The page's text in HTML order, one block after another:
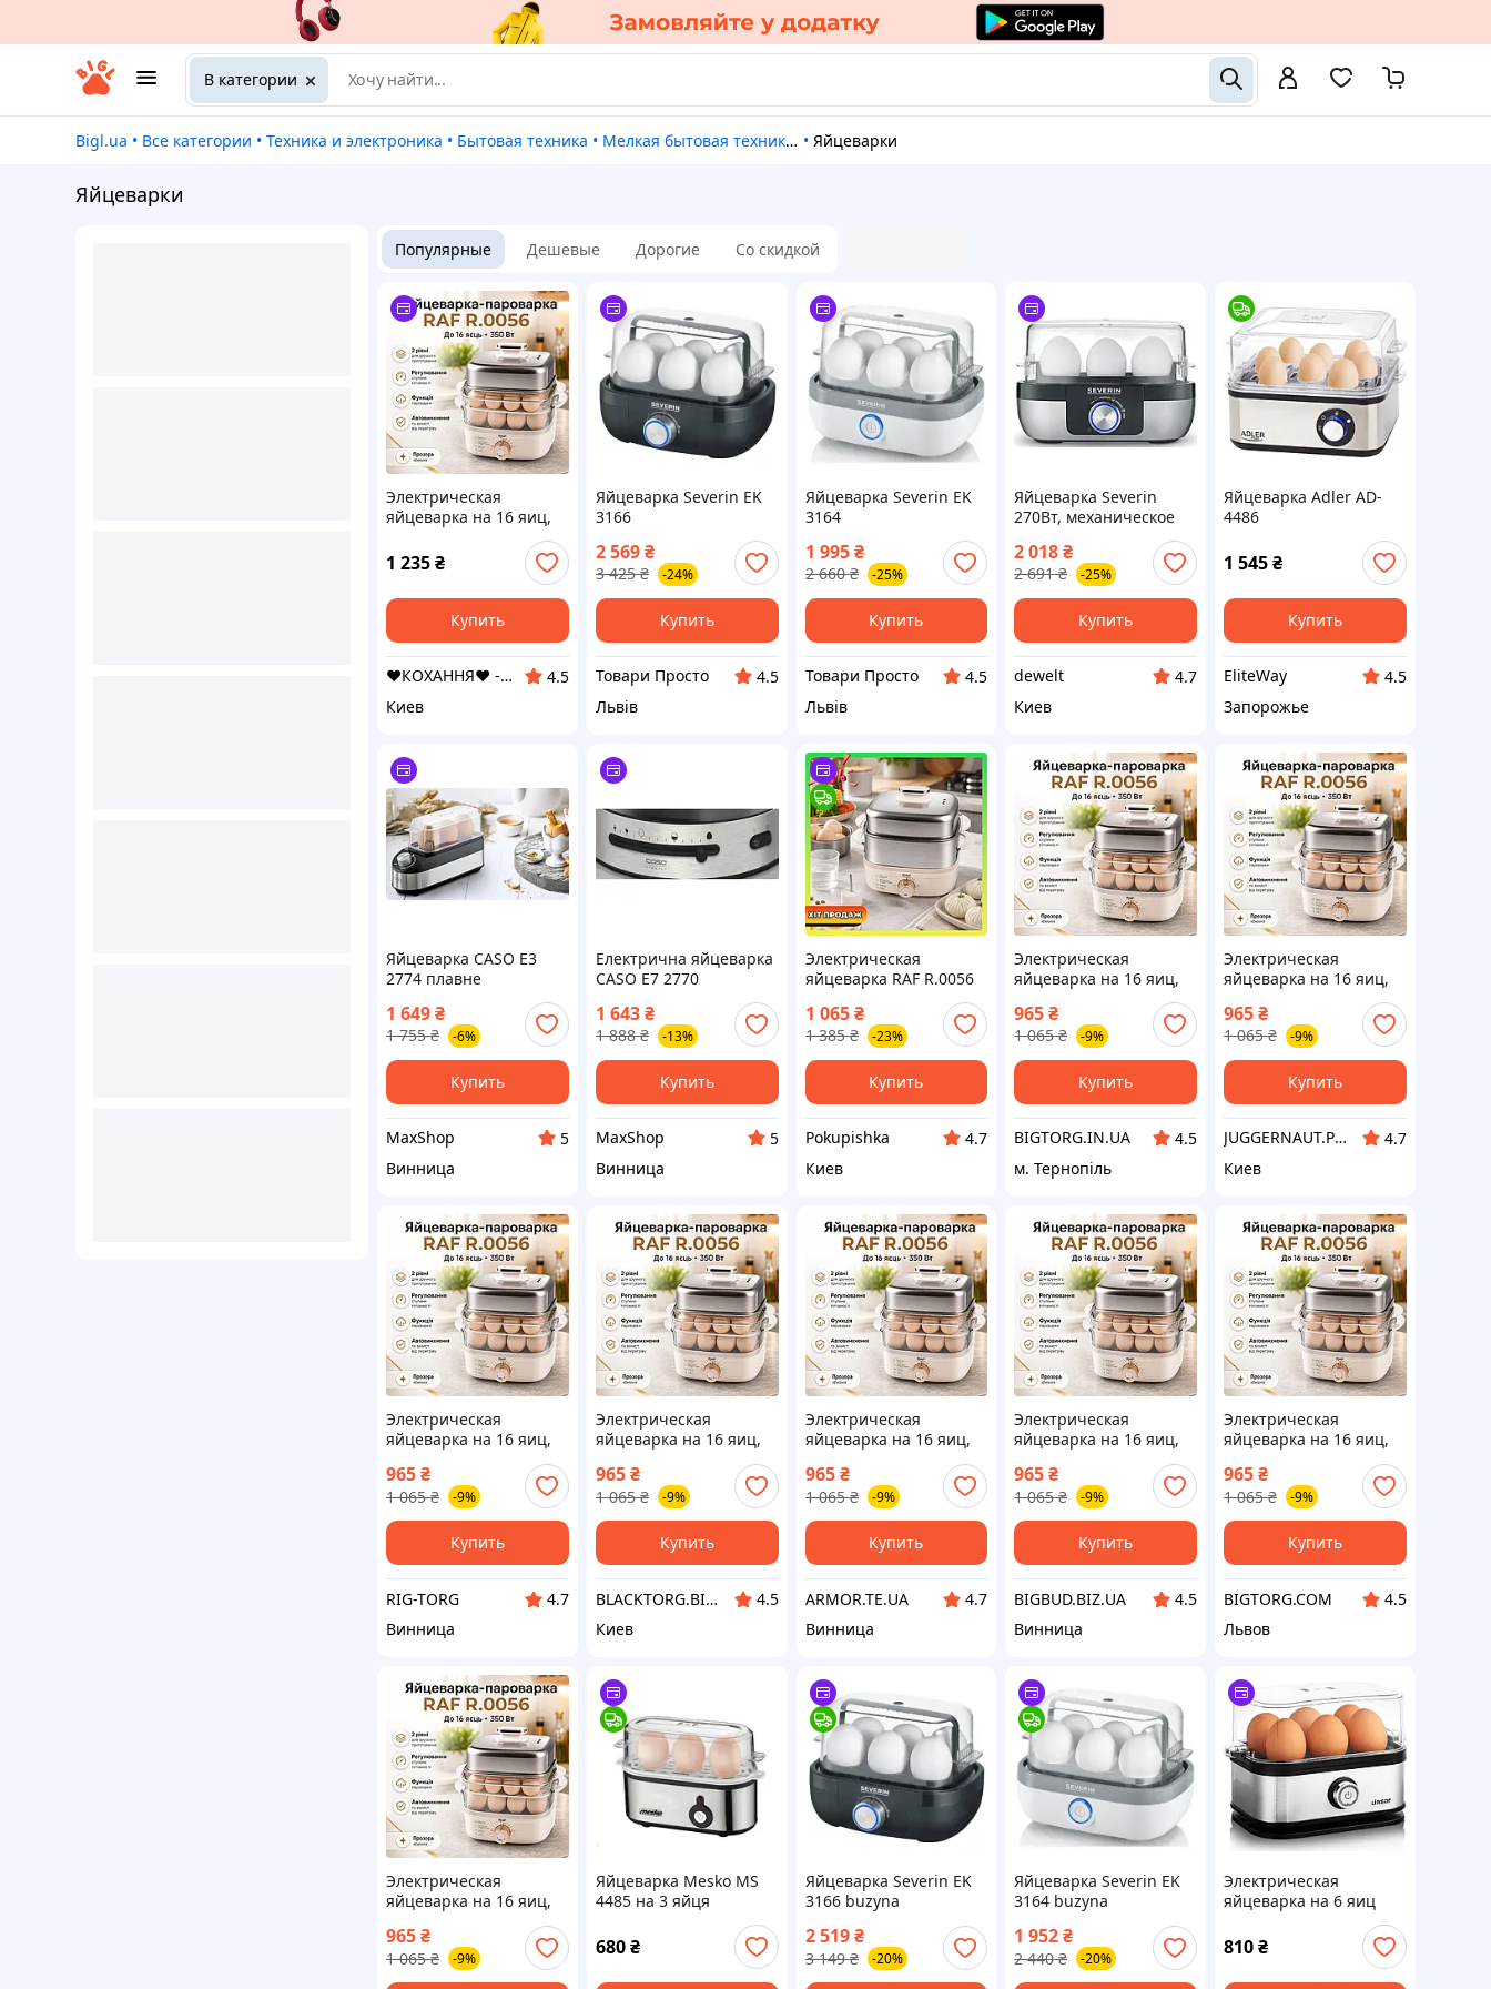
В категории
Bigl.ua • Все категории • Техника и электроника • Бытовая техника • Мелкая бытовая техника для кухни • Яйцеварки
Яйцеварки
Популярные Дешевые Дорогие Со скидкой
Электрическая
яйцеварка на 16 яиц,
Серая / Прибор для
варки яиц
1 235₴
Купить
❤️КОХАННЯ❤️ - все для любви и товары для дома
4.5
Киев
Яйцеварка Severin EK
3166
2 569₴
3 425 ₴ -24%
Купить
Товари Просто
4.5
Львів
Яйцеварка Severin EK
3164
1 995 ₴
2 660 ₴ -25%
Купить
Товари Просто
4.5
Львів
Яйцеварка Severin
270Вт, механическое
управление, на 3 яйца,
звуков., сигнал,
пластик, серо-черный
Beurer CL0170371
2 018₴
2 691 ₴ -25%
Купить
dewelt
4.7
Киев
Яйцеварка Adler AD-
4486
1 545₴
Купить
EliteWay
4.5
Запорожье
Яйцеварка CASO E3
2774 плавне
1 649₴
1 755 ₴ -6%
Купить
MaxShop
5
Винница
Електрична яйцеварка
CASO E7 2770
1 643₴
1 888 ₴ -13%
Купить
MaxShop
5
Винница
Электрическая
яйцеварка RAF R.0056
пароварка для яиц
1 065 ₴
1 385 ₴ -23%
Купить
Pokupishka
4.7
Киев
Электрическая
яйцеварка на 16 яиц,
Серая / Прибор для
варки яиц
965₴
1 065 ₴ -9%
Купить
BIGTORG.IN.UA
4.5
м. Тернопіль
Электрическая
яйцеварка на 16 яиц,
Серая / Прибор для
варки яиц
965₴
1 065 ₴ -9%
Купить
JUGGERNAUT.PP.UA
4.7
Киев
Электрическая
яйцеварка на 16 яиц,
Серая / Прибор для
варки яиц
965₴
1 065 ₴ -9%
Купить
RIG-TORG
4.7
Винница
Электрическая
яйцеварка на 16 яиц,
Серая / Прибор для
варки яиц
965₴
1 065 ₴ -9%
Купить
BLACKTORG.BIZ.UA
4.5
Киев
Электрическая
яйцеварка на 16 яиц,
Серая / Прибор для
варки яиц
965 ₴
1 065 ₴ -9%
Купить
ARMOR.TE.UA
4.7
Винница
Электрическая
яйцеварка на 16 яиц,
Серая / Прибор для
варки яиц
965₴
1 065 ₴ -9%
Купить
BIGBUD.BIZ.UA
4.5
Винница
Электрическая
яйцеварка на 16 яиц,
Серая / Прибор для
варки яиц
965₴
1 065 ₴ -9%
Купить
BIGTORG.COM
4.5
Львов
Электрическая
яйцеварка на 16 яиц,
Серая / Прибор для
варки яиц
965₴
1 065 ₴ -9%
Яйцеварка Mesko MS
4485 на 3 яйця
(103135661) D12-2026
680₴
Яйцеварка Severin EK
3166 buzyna
2 519 ₴
3 149 ₴ -20%
Яйцеварка Severin EK
3164 buzyna
1 952₴
2 440 ₴ -20%
Электрическая
яйцеварка на 6 яиц
для кухни | Удобная и
безопасная яйцеварка
на 6 яиц
810₴